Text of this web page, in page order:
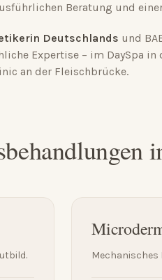
Beratung und
Deutschlands und
Expertise – im DaySpa
an der Fleischbrücke.
Mechanisches